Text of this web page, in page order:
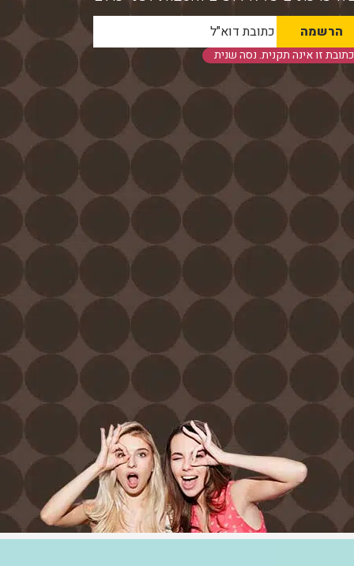
כתובת זו אינה תקנית. נסה שנית